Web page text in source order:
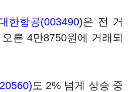
한항공(003490)은 전 거
른 4만8750원에 거래되
도 2% 넘게 상승 중